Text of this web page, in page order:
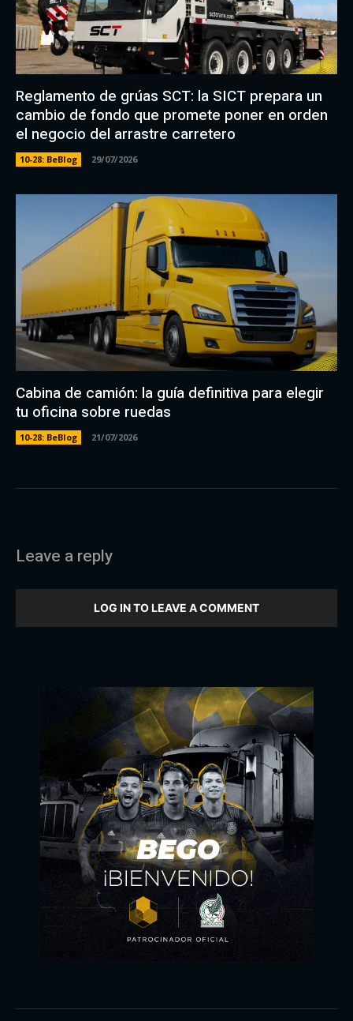
Reglamento de grúas SCT: la SICT prepara un
cambio de fondo que promete poner en orden
el negocio del arrastre carretero
10-28: BeBlog 29/07/2026
Cabina de camión: la guía definitiva para elegir
tu oficina sobre ruedas
10-28: BeBlog 21/07/2026
Leave a reply
LOG IN TO LEAVE A COMMENT